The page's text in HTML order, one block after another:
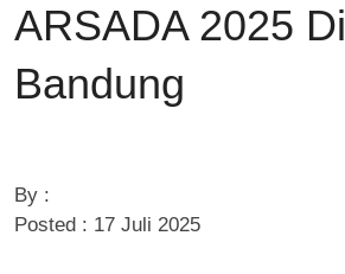
ARSADA 2025 Di
Bandung
By :
Posted : 17 Juli 2025